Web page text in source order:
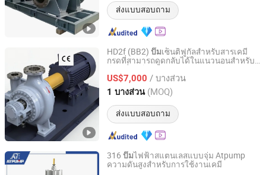
ส่งแบบสอบถาม
HD2f (BB2) ปั๊มเซ็นติฟูกัลสำหรับสารเคมี
กรดที่สามารถดูดกลับได้ในแนวนอนสำหรับ
US$7,000 / บางส่วน
1 บางส่วน (MOQ)
ส่งแบบสอบถาม
Jiangsu Haishi Pumps Manufacturing Co., Ltd.
Jiangsu, China อัตราจาก 2018
316 ปั๊มไฟฟ้าสแตนเลสแบบจุ่ม Atpump
ความดันสูงสำหรับการใช้งานเคมี
Jining Antai Mine Equipment Manufacturing Co., Ltd.